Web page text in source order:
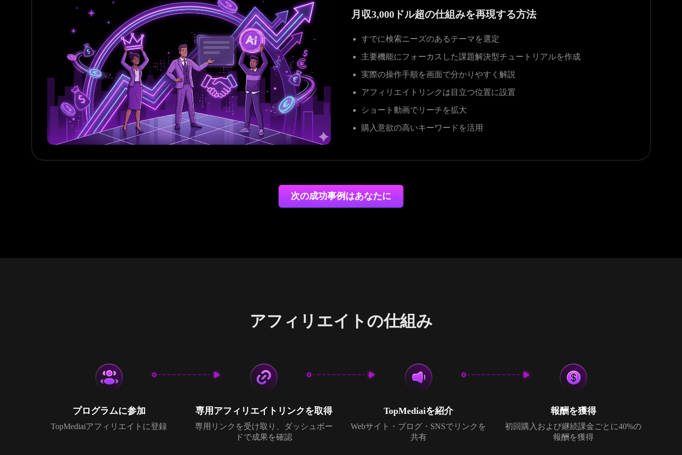
月収3,000ドル超の仕組みを再現する方法
すでに検索ニーズのあるテーマを選定
主要機能にフォーカスした課題解決型チュートリアルを作成
実際の操作手順を画面で分かりやすく解説
アフィリエイトリンクは目立つ位置に設置
ショート動画でリーチを拡大
購入意欲の高いキーワードを活用
次の成功事例はあなたに
アフィリエイトの仕組み
プログラムに参加
TopMediaiアフィリエイトに登録
専用アフィリエイトリンクを取得
専用リンクを受け取り、ダッシュボー
ドで成果を確認
TopMediaiを紹介
Webサイト・ブログ・SNSでリンクを
共有
報酬を獲得
初回購入および継続課金ごとに40%の
報酬を獲得